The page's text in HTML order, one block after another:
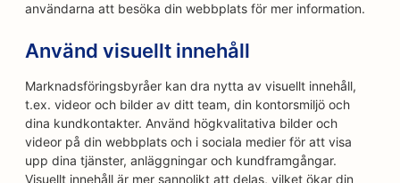
användarna att besöka din webbplats för mer information.
Använd visuellt innehåll
Marknadsföringsbyråer kan dra nytta av visuellt innehåll,
t.ex. videor och bilder av ditt team, din kontorsmiljö och
dina kundkontakter. Använd högkvalitativa bilder och
videor på din webbplats och i sociala medier för att visa
upp dina tjänster, anläggningar och kundframgångar.
Visuellt innehåll är mer sannolikt att delas, vilket ökar din